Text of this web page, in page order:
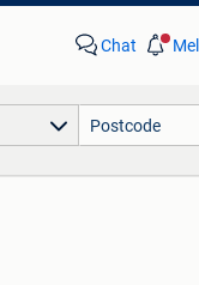
Chat